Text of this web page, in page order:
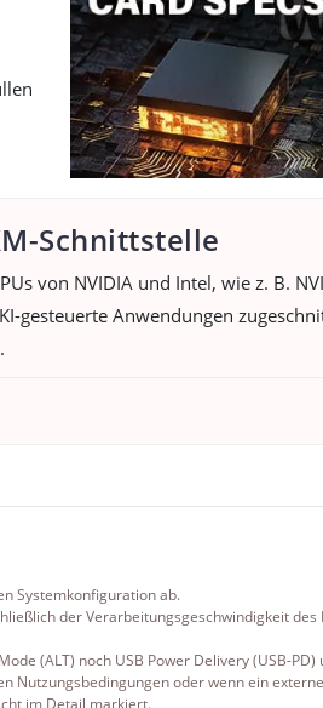
Schnittstelle
von NVIDIA und Intel, wie z. B.
gesteuerte Anwendungen
Systemkonfiguration ab.
der Verarbeitungsgeschwindigkeit
(ALT) noch USB Power Delivery (USB-
Nutzungsbedingungen oder wenn ein
im Detail markiert.